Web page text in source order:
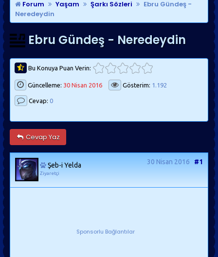
Forum Yaşam Şarkı Sözleri
Ebru Gündeş -
Neredeydin
Ebru Gündeş - Neredeydin
Bu Konuya Puan Verin:
Güncelleme: 30 Nisan 2016 Gösterim: 1.192
Cevap: 0
Cevap Yaz
Şeb-i Yelda
Ziyaretçi
30 Nisan 2016 #1
Sponsorlu Bağlantılar